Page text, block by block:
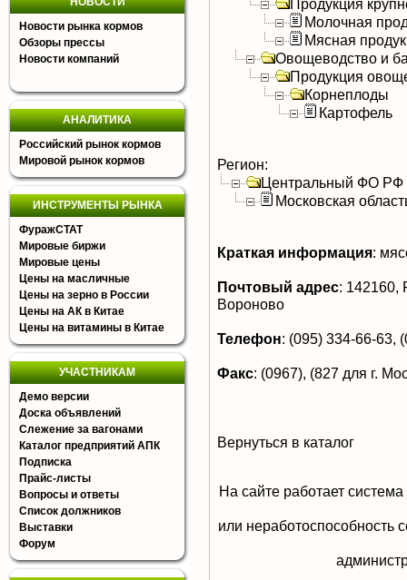
Новости рынка кормов
Обзоры прессы
Новости компаний
АНАЛИТИКА
Российский рынок кормов
Мировой рынок кормов
ИНСТРУМЕНТЫ РЫНКА
ФуражСТАТ
Мировые биржи
Мировые цены
Цены на масличные
Цены на зерно в России
Цены на АК в Китае
Цены на витамины в Китае
УЧАСТНИКАМ
Демо версии
Доска объявлений
Слежение за вагонами
Каталог предприятий АПК
Подписка
Прайс-листы
Вопросы и ответы
Список должников
Выставки
Форум
Продукция
Молочная
Мясная
Овощеводство и
Продукция
Корнеплоды
Картофель
Регион:
Центральный ФО РФ
Московская
Краткая информация:
Почтовый адрес: 142160,
Вороново
Телефон: (095) 334-66-63,
Факс: (0967), (827 для г.
Вернуться в каталог
На сайте работает
или неработоспособность